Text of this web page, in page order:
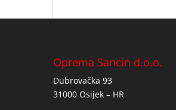
Oprema Sancin d.o.o.
Dubrovačka 93
31000 Osijek – HR